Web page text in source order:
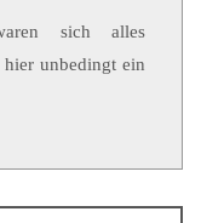
sich alles
hier unbedingt ein